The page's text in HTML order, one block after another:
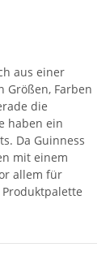
aus einer
Größen, Farben
die
haben ein
Da Guinness
mit einem
allem für